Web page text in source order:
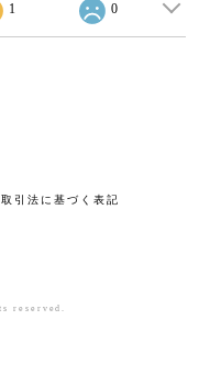
1 0
引法に基づく表記
reserved.